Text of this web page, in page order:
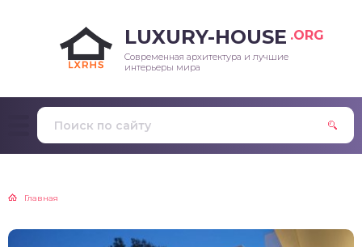
LUXURY-HOUSE .ORG
Современная архитектура и лучшие
интерьеры мира
Главная